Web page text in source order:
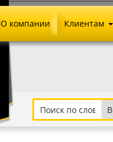
О компании Клиентам
Как